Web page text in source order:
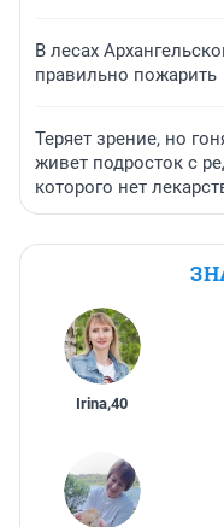
В лесах
правильно пожарить
Теряет зрение, но
живет подросток с
которого нет
Irina,40